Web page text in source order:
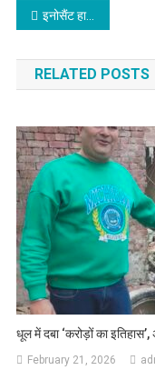
Post
इनोसैंट हार्ट्स ग्रुप ऑफ इंस्टीट्यूशंस द्वारा वित्तीय साक्षरता और करियर जागरूकता पर दो दिवसीय कार्यशाला का आयोजन,पढ़े
RELATED POSTS
धूल में दबा ‘करोड़ों का
February 21, 2026